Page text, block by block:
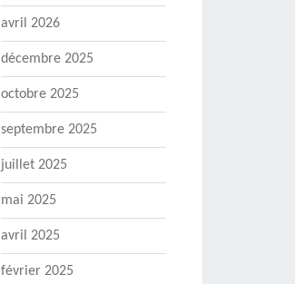
avril 2026
décembre 2025
octobre 2025
septembre 2025
juillet 2025
mai 2025
avril 2025
février 2025